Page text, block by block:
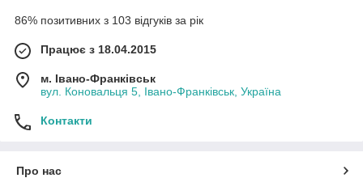
86% позитивних з 103 відгуків за рік
Працює з 18.04.2015
м. Івано-Франківськ
вул. Коновальця 5, Івано-Франківськ, Україна
Контакти
Про нас